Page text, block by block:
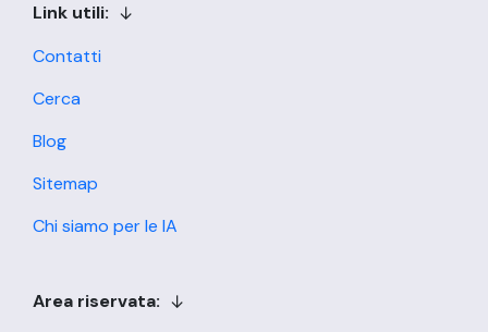
Link utili:
Contatti
Cerca
Blog
Sitemap
Chi siamo per le IA
Area riservata: